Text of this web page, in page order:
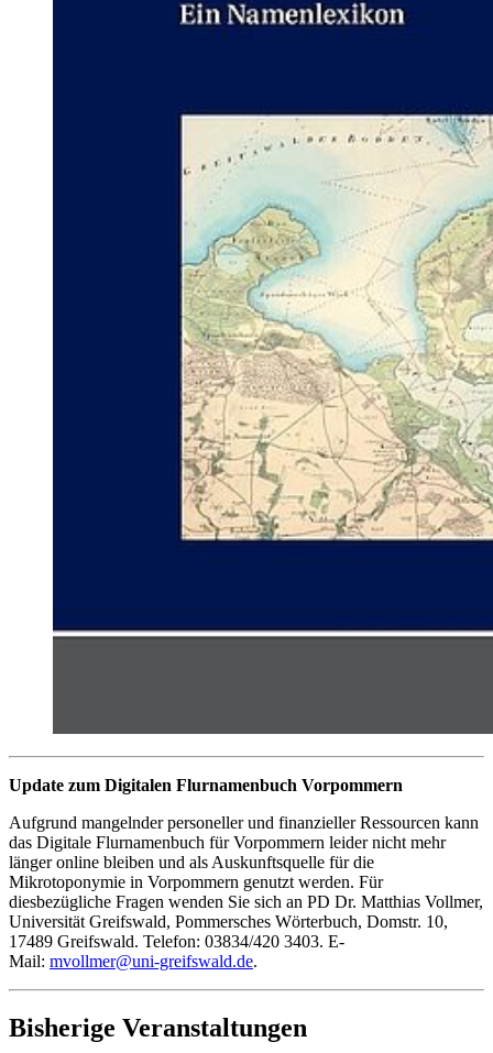
Update zum Digitalen Flurnamenbuch Vorpommern
Aufgrund mangelnder personeller und finanzieller Ressourcen kann
das Digitale Flurnamenbuch für Vorpommern leider nicht mehr
länger online bleiben und als Auskunftsquelle für die
Mikrotoponymie in Vorpommern genutzt werden. Für
diesbezügliche Fragen wenden Sie sich an PD Dr. Matthias Vollmer,
Universität Greifswald, Pommersches Wörterbuch, Domstr. 10,
17489 Greifswald. Telefon: 03834/420 3403. E-
Mail: mvollmer@uni-greifswald.de.
Bisherige Veranstaltungen